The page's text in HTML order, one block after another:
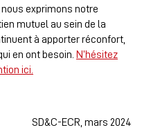
exprimons notre
mutuel au sein de la
à apporter réconfort,
en ont besoin. N’hésitez
ici.
SD&C-ECR, mars 2024